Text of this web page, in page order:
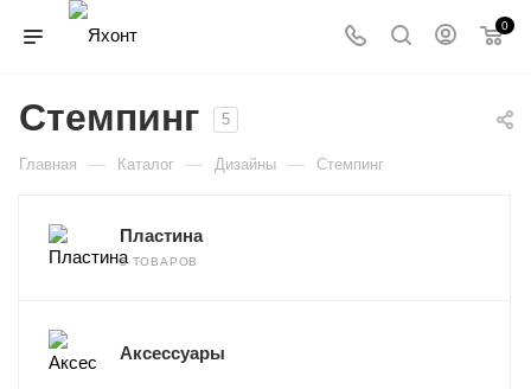
0
Стемпинг 5
Главная — Каталог — Дизайны — Стемпинг
Пластина
5 ТОВАРОВ
Аксессуары